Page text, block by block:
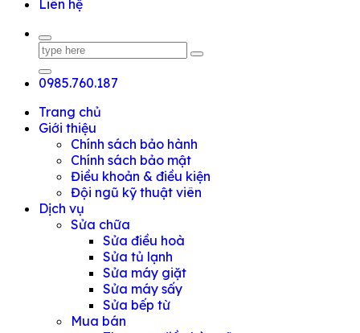
Liên hệ
0985.760.187
Trang chủ
Giới thiệu
Chính sách bảo hành
Chính sách bảo mật
Điều khoản & điều kiện
Đội ngũ kỹ thuật viên
Dịch vụ
Sửa chữa
Sửa điều hoà
Sửa tủ lạnh
Sửa máy giặt
Sửa máy sấy
Sửa bếp từ
Mua bán